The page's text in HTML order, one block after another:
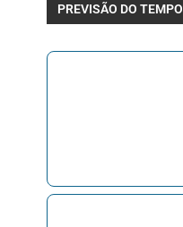
PREVISÃO DO TEMPO